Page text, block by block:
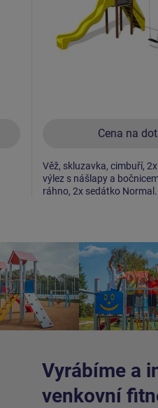
Cena na
Věž, skluzavka, cimbuří,
výlez s nášlapy a
ráhno, 2x sedátko Normal.
Vyrábíme a
venkovní